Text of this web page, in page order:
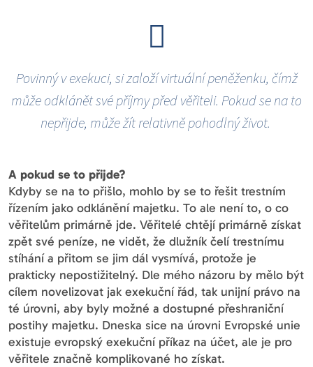
Povinný v exekuci, si založí virtuální peněženku, čímž
může odklánět své příjmy před věřiteli. Pokud se na to
nepřijde, může žít relativně pohodlný život.
A pokud se to přijde?
Kdyby se na to přišlo, mohlo by se to řešit trestním
řízením jako odklánění majetku. To ale není to, o co
věřitelům primárně jde. Věřitelé chtějí primárně získat
zpět své peníze, ne vidět, že dlužník čelí trestnímu
stíhání a přitom se jim dál vysmívá, protože je
prakticky nepostižitelný. Dle mého názoru by mělo být
cílem novelizovat jak exekuční řád, tak unijní právo na
té úrovni, aby byly možné a dostupné přeshraniční
postihy majetku. Dneska sice na úrovni Evropské unie
existuje evropský exekuční příkaz na účet, ale je pro
věřitele značně komplikované ho získat.